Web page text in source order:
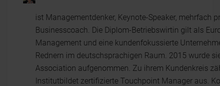
ist Managementdenker, Keynote-Speaker, mehrfach
Businesscoach. Die Diplom-Betriebswirtin gilt als
Management und eine kundenfokussierte
Rednern im deutschsprachigen Raum. 2015 wurde
Association aufgenommen. Zu ihrem Kundenkreis
Institutbildet zertifizierte Touchpoint Manager aus.